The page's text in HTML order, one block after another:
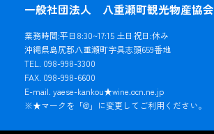
一般社団法人 八重瀬町観光物産協会
業務時間:平日8:30~17:15 土日祝日:休み
沖縄県島尻郡八重瀬町字具志頭659番地
TEL. 098-998-3300
FAX. 098-998-6600
E-mail. yaese-kankou★wine.ocn.ne.jp
※★マークを「@」に変更してご利用ください。